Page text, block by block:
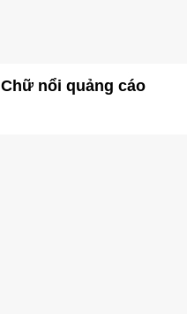
Chữ nổi quảng cáo